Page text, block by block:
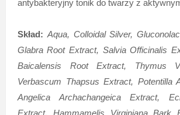
antybakteryjny tonik do twarzy z
Skład: Aqua, Colloidal Silver,
Glabra Root Extract, Salvia Officinalis
Baicalensis Root Extract, Thymus
Verbascum Thapsus Extract, Potentilla
Angelica Archachangeica Extract,
Extract, Hammamelis Virginiana Bark